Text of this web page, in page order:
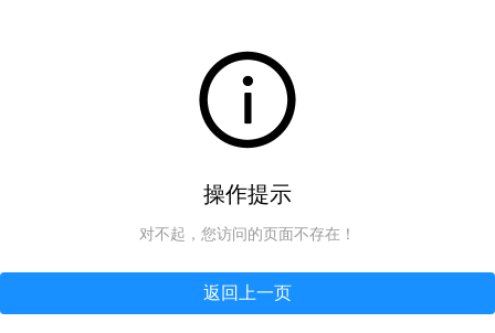
操作提示
对不起，您访问的页面不存在！
返回上一页